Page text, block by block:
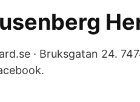
· Bruksgatan 24.